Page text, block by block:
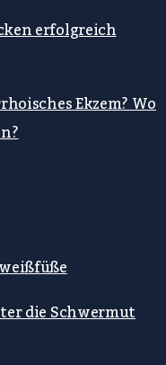
erfolgreich
Ekzem? Wo
die Schwermut